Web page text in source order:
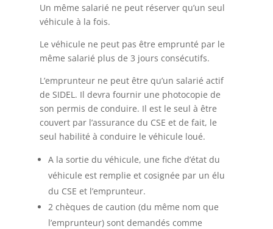
Un même salarié ne peut réserver qu’un seul
véhicule à la fois.
Le véhicule ne peut pas être emprunté par le
même salarié plus de 3 jours consécutifs.
L’emprunteur ne peut être qu’un salarié actif
de SIDEL. Il devra fournir une photocopie de
son permis de conduire. Il est le seul à être
couvert par l’assurance du CSE et de fait, le
seul habilité à conduire le véhicule loué.
A la sortie du véhicule, une fiche d’état du
véhicule est remplie et cosignée par un élu
du CSE et l’emprunteur.
2 chèques de caution (du même nom que
l’emprunteur) sont demandés comme